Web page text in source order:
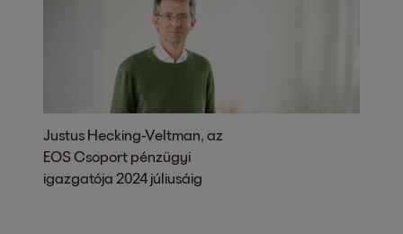
Justus Hecking-Veltman, az
EOS Csoport pénzügyi
igazgatója 2024 júliusáig